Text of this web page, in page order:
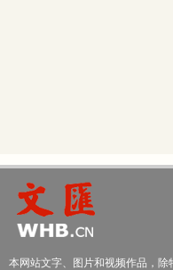
本网站文字、图片和视频作品，除